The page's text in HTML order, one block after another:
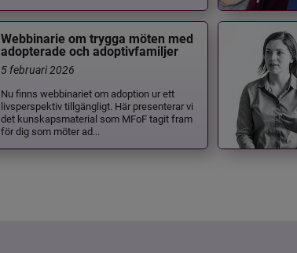
Webbinarie om trygga möten med
adopterade och adoptivfamiljer
5 februari 2026
Nu finns webbinariet om adoption ur ett
livsperspektiv tillgängligt. Här presenterar vi
det kunskapsmaterial som MFoF tagit fram
för dig som möter ad...